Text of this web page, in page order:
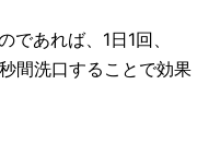
あれば、1日1回、
間洗口することで効果